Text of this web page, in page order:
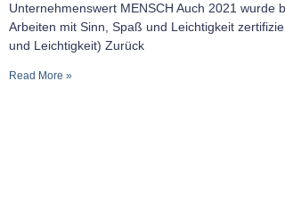
Unternehmenswert MENSCH Auch 2021 wurde
Arbeiten mit Sinn, Spaß und Leichtigkeit
und Leichtigkeit) Zurück
Read More »